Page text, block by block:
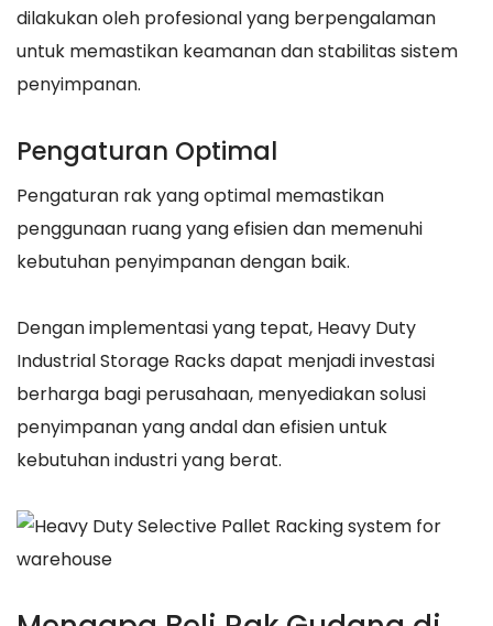
dilakukan oleh profesional yang berpengalaman
untuk memastikan keamanan dan stabilitas sistem
penyimpanan.
Pengaturan Optimal
Pengaturan rak yang optimal memastikan
penggunaan ruang yang efisien dan memenuhi
kebutuhan penyimpanan dengan baik.
Dengan implementasi yang tepat, Heavy Duty
Industrial Storage Racks dapat menjadi investasi
berharga bagi perusahaan, menyediakan solusi
penyimpanan yang andal dan efisien untuk
kebutuhan industri yang berat.